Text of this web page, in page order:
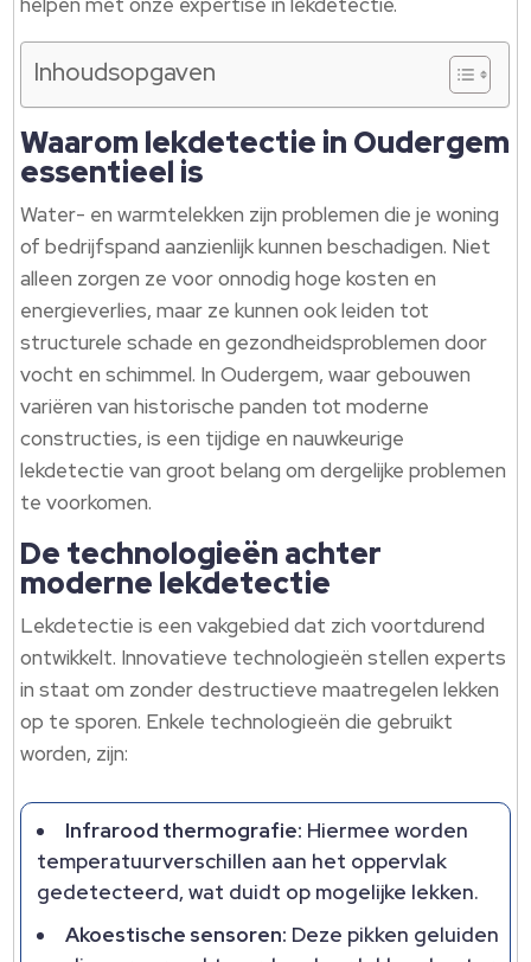
Inhoudsopgaven
Waarom lekdetectie in Oudergem
essentieel is
Water- en warmtelekken zijn problemen die je woning
of bedrijfspand aanzienlijk kunnen beschadigen. Niet
alleen zorgen ze voor onnodig hoge kosten en
energieverlies, maar ze kunnen ook leiden tot
structurele schade en gezondheidsproblemen door
vocht en schimmel. In Oudergem, waar gebouwen
variëren van historische panden tot moderne
constructies, is een tijdige en nauwkeurige
lekdetectie van groot belang om dergelijke problemen
te voorkomen.
De technologieën achter
moderne lekdetectie
Lekdetectie is een vakgebied dat zich voortdurend
ontwikkelt. Innovatieve technologieën stellen experts
in staat om zonder destructieve maatregelen lekken
op te sporen. Enkele technologieën die gebruikt
worden, zijn:
Infrarood thermografie: Hiermee worden
temperatuurverschillen aan het oppervlak
gedetecteerd, wat duidt op mogelijke lekken.
Akoestische sensoren: Deze pikken geluiden